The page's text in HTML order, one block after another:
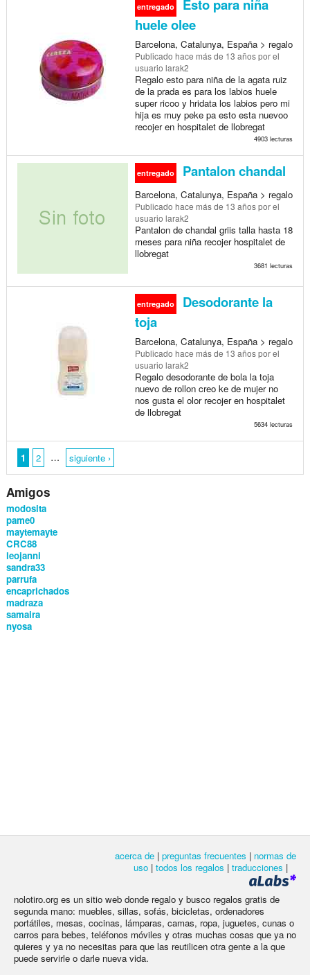
entregado
Esto para niña
huele olee
Barcelona, Catalunya, España > regalo
Publicado hace más de 13 añospor el
usuario larak2
Regalo esto para niña de la agata ruiz
de la prada es para los labios huele
super ricoo y hridata los labios pero mi
hija es muy peke pa esto esta nuevoo
recojer en hospitalet de llobregat
4903 lecturas
entregado Pantalon chandal
Barcelona, Catalunya, España > regalo
Publicado hace más de 13 añospor el
usuario larak2
Pantalon de chandal griis talla hasta 18
meses para niña recojer hospitalet de
llobregat
3681 lecturas
entregado
Desodorante la
toja
Barcelona, Catalunya, España > regalo
Publicado hace más de 13 añospor el
usuario larak2
Regalo desodorante de bola la toja
nuevo de rollon creo ke de mujer no
nos gusta el olor recojer en hospitalet
de llobregat
5634 lecturas
1 2 … siguiente ›
Amigos
modosita
pame0
maytemayte
CRC88
leojanni
sandra33
parrufa
encaprichados
madraza
samaira
nyosa
acerca de | preguntas frecuentes | normas de
uso | todos los regalos | traducciones |
nolotiro.org es un sitio web donde regalo y busco regalos gratis de
segunda mano: muebles, sillas, sofás, bicicletas, ordenadores
portátiles, mesas, cocinas, lámparas, camas, ropa, juguetes, cunas o
carros para bebes, teléfonos móviles y otras muchas cosas que ya no
quieres y ya no necesitas para que las reutilicen otra gente a la que
puede servirle o darle nueva vida.